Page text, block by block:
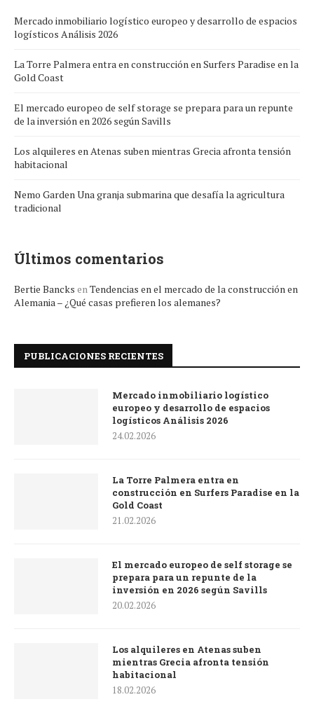
Mercado inmobiliario logístico europeo y desarrollo de espacios
logísticos Análisis 2026
La Torre Palmera entra en construcción en Surfers Paradise en la
Gold Coast
El mercado europeo de self storage se prepara para un repunte
de la inversión en 2026 según Savills
Los alquileres en Atenas suben mientras Grecia afronta tensión
habitacional
Nemo Garden Una granja submarina que desafía la agricultura
tradicional
Últimos comentarios
Bertie Bancks enTendencias en el mercado de la construcción en
Alemania – ¿Qué casas prefieren los alemanes?
PUBLICACIONES RECIENTES
Mercado inmobiliario logístico
europeo y desarrollo de espacios
logísticos Análisis 2026
24.02.2026
La Torre Palmera entra en
construcción en Surfers Paradise en la
Gold Coast
21.02.2026
El mercado europeo de self storage se
prepara para un repunte de la
inversión en 2026 según Savills
20.02.2026
Los alquileres en Atenas suben
mientras Grecia afronta tensión
habitacional
18.02.2026